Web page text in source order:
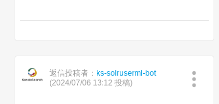
返信投稿者： ks-solruserml-bot
(2024/07/06 13:12 投稿)